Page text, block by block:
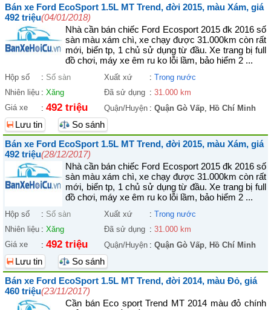
Bán xe Ford EcoSport 1.5L MT Trend, đời 2015, màu Xám, giá
492 triệu(04/01/2018)
Nhà cần bán chiếc Ford Ecosport 2015 đk 2016 số
sàn màu xám chì, xe chạy được 31.000km còn rất
mới, biển tp, 1 chủ sử dụng từ đầu. Xe trang bị full
đồ chơi, máy xe êm ru ko lỗi lầm, bảo hiểm 2 ...
Hộp số : Số sàn Xuất xứ : Trong nước
Nhiên liệu : Xăng Đã sử dụng : 31.000 km
Giá xe
: 492 triệu Quận/Huyện : Quận Gò Vấp, Hồ Chí Minh
Lưu tin
So sánh
Bán xe Ford EcoSport 1.5L MT Trend, đời 2015, màu Xám, giá
492 triệu(28/12/2017)
Nhà cần bán chiếc Ford Ecosport 2015 đk 2016 số
sàn màu xám chì, xe chạy được 31.000km còn rất
mới, biển tp, 1 chủ sử dụng từ đầu. Xe trang bị full
đồ chơi, máy xe êm ru ko lỗi lầm, bảo hiểm 2 ...
Hộp số : Số sàn Xuất xứ : Trong nước
Nhiên liệu : Xăng Đã sử dụng : 31.000 km
Giá xe
: 492 triệu Quận/Huyện : Quận Gò Vấp, Hồ Chí Minh
Lưu tin
So sánh
Bán xe Ford EcoSport 1.5L MT Trend, đời 2014, màu Đỏ, giá
460 triệu(23/11/2017)
Cần bán Eco sport Trend MT 2014 màu đỏ chính